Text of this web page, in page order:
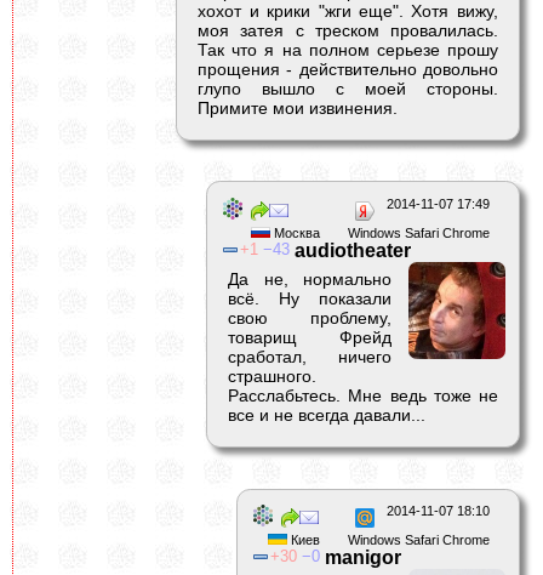
хохот и крики "жги еще". Хотя вижу,
моя затея с треском провалилась.
Так что я на полном серьезе прошу
прощения - действительно довольно
глупо вышло с моей стороны.
Примите мои извинения.
2014-11-07 17:49
Windows Safari Chrome
Москва
1 43 audiotheater
Да не, нормально
всё. Ну показали
свою проблему,
товарищ Фрейд
сработал, ничего
страшного.
Расслабьтесь. Мне ведь тоже не
все и не всегда давали...
2014-11-07 18:10
Windows Safari Chrome
Киев
30 0 manigor